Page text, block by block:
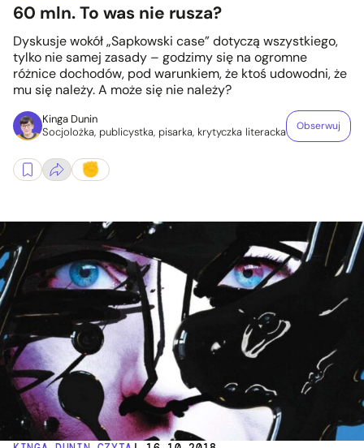
60 mln. To was nie rusza?
Dyskusje wokół „Sapkowski case” dotyczą wszystkiego,
tylko nie samej zasady – godzimy się na ogromne
różnice dochodów, pod warunkiem, że ktoś udowodni, że
mu się należy. A może się nie należy?
Kinga Dunin
Socjolożka, publicystka, pisarka, krytyczka literacka
Obserwuj